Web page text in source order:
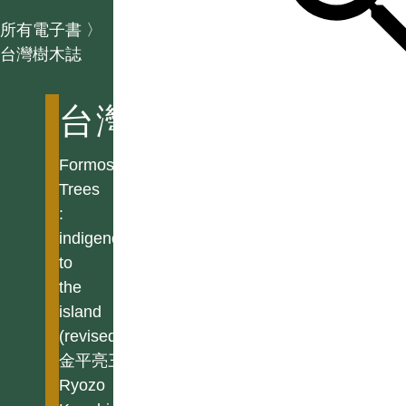
所有電子書 〉
台灣樹木誌
台灣樹木誌
Formosan
Trees
:
indigenous
to
the
island
(revised)
金平亮三
Ryozo